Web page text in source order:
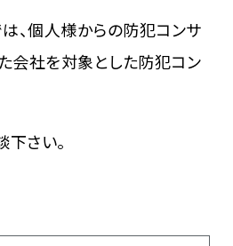
、個人様からの防犯コンサ
た会社を対象とした防犯コン
さい。